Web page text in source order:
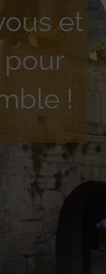
et
!